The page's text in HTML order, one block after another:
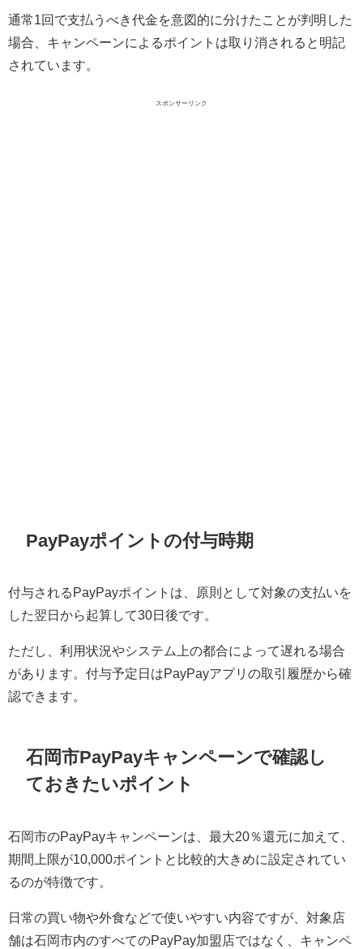
通常1回で支払うべき代金を意図的に分けたことが判明した
場合、キャンペーンによるポイントは取り消されると明記
されています。
スポンサーリンク
PayPayポイントの付与時期
付与されるPayPayポイントは、原則として対象の支払いを
した翌日から起算して30日後です。
ただし、利用状況やシステム上の都合によって遅れる場合
があります。付与予定日はPayPayアプリの取引履歴から確
認できます。
石岡市PayPayキャンペーンで確認し
ておきたいポイント
石岡市のPayPayキャンペーンは、最大20％還元に加えて、
期間上限が10,000ポイントと比較的大きめに設定されてい
るのが特徴です。
日常の買い物や外食などで使いやすい内容ですが、対象店
舗は石岡市内のすべてのPayPay加盟店ではなく、キャンペ